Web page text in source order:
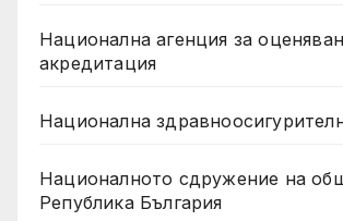
Национална агенция за
акредитация
Национална
Националното сдружение на
Република България